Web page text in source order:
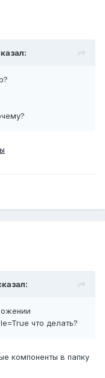
что делать?
компоненты в папку